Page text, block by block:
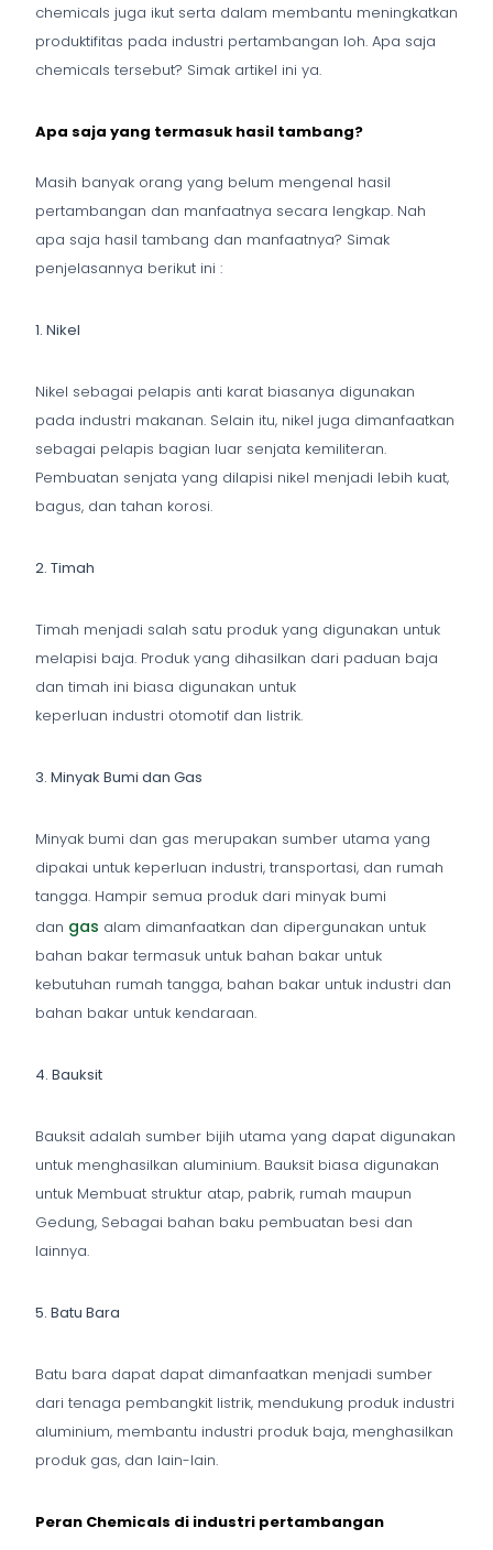
chemicals juga ikut serta dalam membantu meningkatkan
produktifitas pada industri pertambangan loh. Apa saja
chemicals tersebut? Simak artikel ini ya.
Apa saja yang termasuk hasil tambang?
Masih banyak orang yang belum mengenal hasil
pertambangan dan manfaatnya secara lengkap. Nah
apa saja hasil tambang dan manfaatnya? Simak
penjelasannya berikut ini :
1. Nikel
Nikel sebagai pelapis anti karat biasanya digunakan
pada industri makanan. Selain itu, nikel juga dimanfaatkan
sebagai pelapis bagian luar senjata kemiliteran.
Pembuatan senjata yang dilapisi nikel menjadi lebih kuat,
bagus, dan tahan korosi.
2. Timah
Timah menjadi salah satu produk yang digunakan untuk
melapisi baja. Produk yang dihasilkan dari paduan baja
dan timah ini biasa digunakan untuk
keperluan industri otomotif dan listrik.
3. Minyak Bumi dan Gas
Minyak bumi dan gas merupakan sumber utama yang
dipakai untuk keperluan industri, transportasi, dan rumah
tangga. Hampir semua produk dari minyak bumi
dan gas alam dimanfaatkan dan dipergunakan untuk
bahan bakar termasuk untuk bahan bakar untuk
kebutuhan rumah tangga, bahan bakar untuk industri dan
bahan bakar untuk kendaraan.
4. Bauksit
Bauksit adalah sumber bijih utama yang dapat digunakan
untuk menghasilkan aluminium. Bauksit biasa digunakan
untuk Membuat struktur atap, pabrik, rumah maupun
Gedung, Sebagai bahan baku pembuatan besi dan
lainnya.
5. Batu Bara
Batu bara dapat dapat dimanfaatkan menjadi sumber
dari tenaga pembangkit listrik, mendukung produk industri
aluminium, membantu industri produk baja, menghasilkan
produk gas, dan lain-lain.
Peran Chemicals di industri pertambangan